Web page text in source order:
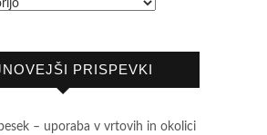
PRISPEVKI
– uporaba v vrtovih in okolici